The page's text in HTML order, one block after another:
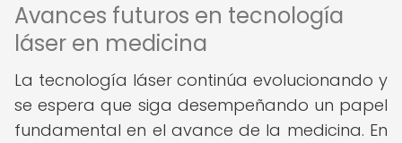
Avances futuros en tecnología
láser en medicina
La tecnología láser continúa evolucionando y
se espera que siga desempeñando un papel
fundamental en el avance de la medicina. En